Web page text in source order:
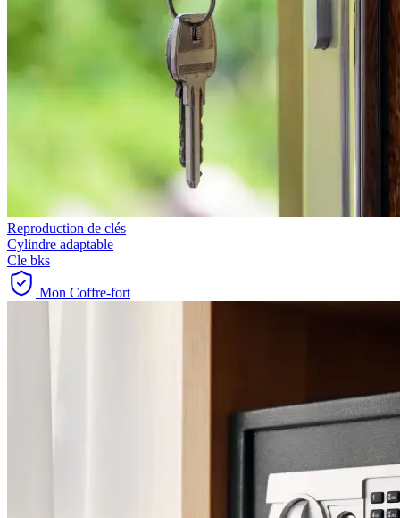
Reproduction de clés
Cylindre adaptable
Cle bks
Mon Coffre-fort